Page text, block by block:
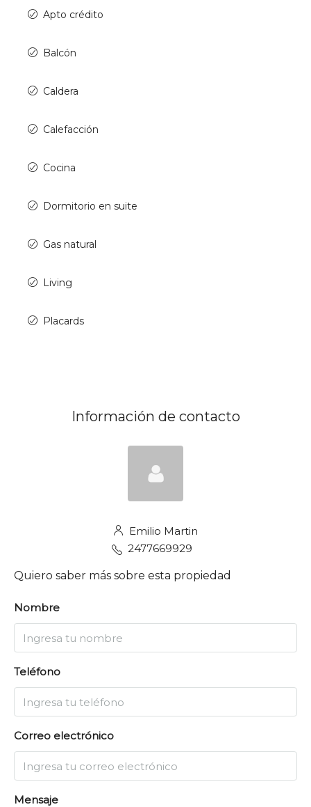
Apto crédito
Balcón
Caldera
Calefacción
Cocina
Dormitorio en suite
Gas natural
Living
Placards
Información de contacto
Emilio Martin
2477669929
Quiero saber más sobre esta propiedad
Nombre
Teléfono
Correo electrónico
Mensaje